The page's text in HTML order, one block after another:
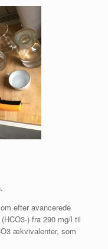
efter avancerede
) fra 290 mg/l til
ækvivalenter, som